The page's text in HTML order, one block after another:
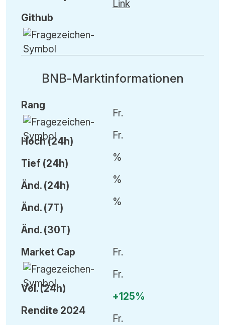
Github
Link
BNB-Marktinformationen
Rang
Hoch (24h)
Tief (24h)
Änd. (24h)
Änd. (7T)
Änd. (30T)
Fr.
Fr.
%
%
%
Market Cap
Vol.(24h)
Rendite 2024
Fr.
Fr.
+125%
Fr.